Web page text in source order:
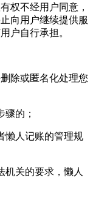
权不经用户同意，
向用户继续提供服
户自行承担。
除或匿名化处理您
骤的；
懒人记账的管理规
机关的要求，懒人